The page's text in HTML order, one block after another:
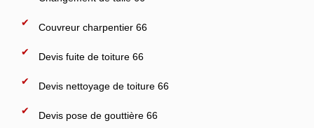
Couvreur charpentier 66
Devis fuite de toiture 66
Devis nettoyage de toiture 66
Devis pose de gouttière 66